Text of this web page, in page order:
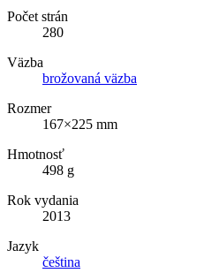
Počet strán
280
Väzba
brožovaná väzba
Rozmer
167×225 mm
Hmotnosť
498 g
Rok vydania
2013
Jazyk
čeština